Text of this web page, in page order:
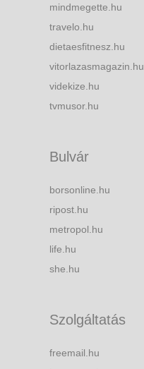
mindmegette.hu
travelo.hu
dietaesfitnesz.hu
vitorlazasmagazin.hu
videkize.hu
tvmusor.hu
Bulvár
borsonline.hu
ripost.hu
metropol.hu
life.hu
she.hu
Szolgáltatás
freemail.hu